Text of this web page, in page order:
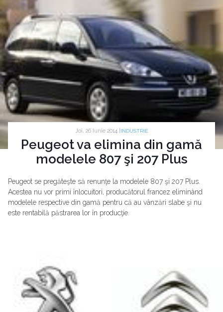
Joi, 26 Iunie 2014 | INDUSTRIE
Peugeot va elimina din gamă
modelele 807 şi 207 Plus
Peugeot se pregăteşte să renunţe la modelele 807 şi 207 Plus.
Acestea nu vor primi înlocuitori, producătorul francez eliminând
modelele respective din gamă pentru că au vânzări slabe şi nu
este rentabilă păstrarea lor în producţie.